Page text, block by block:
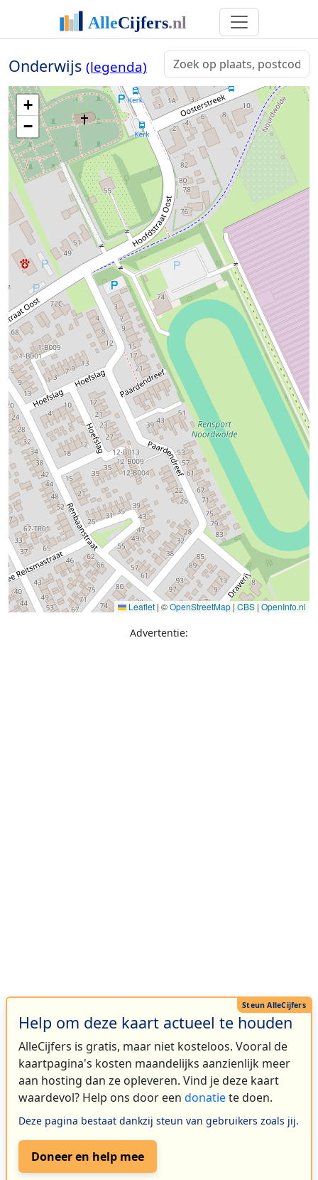
Onderwijs (legenda)
+
−
Leaflet | ©OpenStreetMap | CBS | OpenInfo.nl
Advertentie:
Help om deze kaart actueel te houden
AlleCijfers is gratis, maar niet kosteloos. Vooral de
kaartpagina's kosten maandelijks aanzienlijk meer
aan hosting dan ze opleveren. Vind je deze kaart
waardevol? Help ons door een donatiete doen.
Deze pagina bestaat dankzij steun van gebruikers zoals jij.
Doneer en help mee